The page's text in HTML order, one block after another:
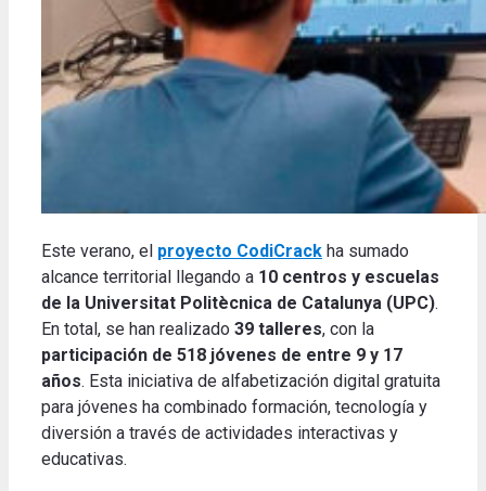
Este verano, el proyecto CodiCrack ha sumado
alcance territorial llegando a 10 centros y escuelas
de la Universitat Politècnica de Catalunya (UPC).
En total, se han realizado 39 talleres, con la
participación de 518 jóvenes de entre 9 y 17
años. Esta iniciativa de alfabetización digital gratuita
para jóvenes ha combinado formación, tecnología y
diversión a través de actividades interactivas y
educativas.